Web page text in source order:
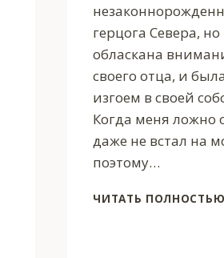
герцога Севера,
обласкана
своего отца, и
изгоем в своей
Когда меня ложно
даже не встал на
поэтому…
ЧИТАТЬ ПОЛНОСТЬЮ